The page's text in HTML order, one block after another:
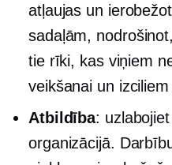
atļaujas un
sadaļām,
tie rīki, kas viņiem
veikšanai un
Atbildība:
organizācijā.